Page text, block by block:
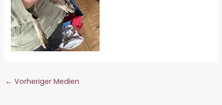
← Vorheriger Medien